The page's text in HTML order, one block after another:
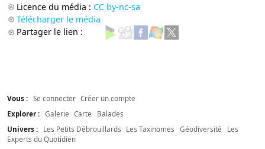
Licence du média : CC by-nc-sa
Télécharger le média
Partager le lien :
Vous : Se connecter Créer un compte
Explorer : Galerie Carte
Balades
Univers :
Les Petits Débrouillards Les Taxinomes Géodiversité
Les
Experts du Quotidien